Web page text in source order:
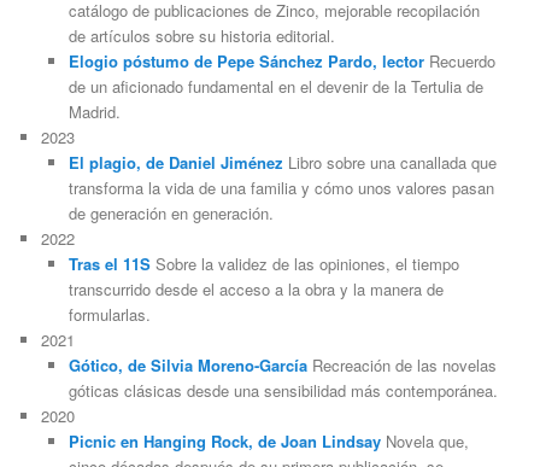
catálogo de publicaciones de Zinco, mejorable recopilación
de artículos sobre su historia editorial.
Elogio póstumo de Pepe Sánchez Pardo, lectorRecuerdo
de un aficionado fundamental en el devenir de la Tertulia de
Madrid.
2023
El plagio, de Daniel Jiménez Libro sobre una canallada que
transforma la vida de una familia y cómo unos valores pasan
de generación en generación.
2022
Tras el 11SSobre la validez de las opiniones, el tiempo
transcurrido desde el acceso a la obra y la manera de
formularlas.
2021
Gótico, de Silvia Moreno-GarcíaRecreación de las novelas
góticas clásicas desde una sensibilidad más contemporánea.
2020
Picnic en Hanging Rock, de Joan LindsayNovela que,